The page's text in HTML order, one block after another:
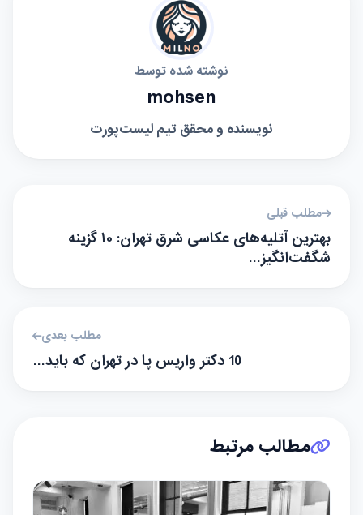
نوشته شده توسط
mohsen
نویسنده و محقق تیم لیست‌پورت
مطلب قبلی
بهترین آتلیه‌های عکاسی شرق تهران: ۱۰ گزینه
شگفت‌انگیز…
مطلب بعدی
10 دکتر واریس پا در تهران که باید…
مطالب مرتبط